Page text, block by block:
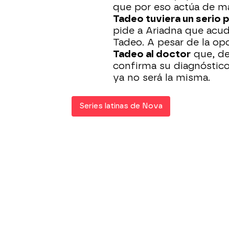
que por eso actúa de
Tadeo tuviera un serio
pide a Ariadna que
Tadeo. A pesar de la
Tadeo al doctor que,
confirma su
ya no será la misma.
Series latinas de Nova